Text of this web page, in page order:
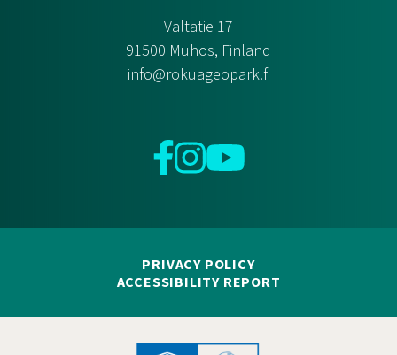
Valtatie 17
91500 Muhos, Finland
info@rokuageopark.fi
Facebook
InstagramYouTube
PRIVACY POLICY
ACCESSIBILITY REPORT